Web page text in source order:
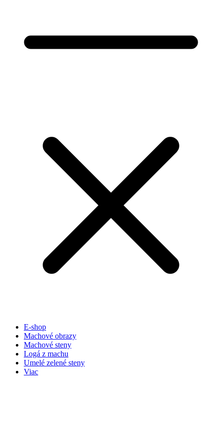
E-shop
Machové obrazy
Machové steny
Logá z machu
Umelé zelené steny
Viac